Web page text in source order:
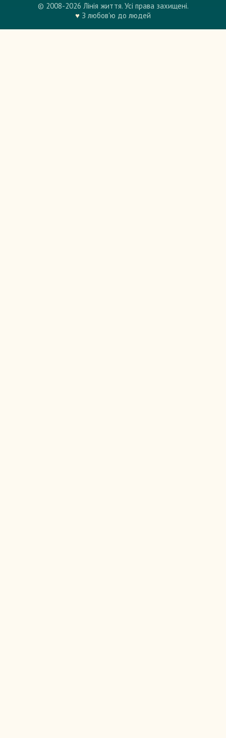
© 2008-2026 Лінія життя. Усі права захищені.
♥ З любов'ю до людей